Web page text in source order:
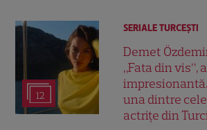
12
SERIALE TURCEŞTI
Demet
„Fata din vis”,
una dintre
actrițe din